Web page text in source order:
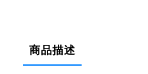
商品描述